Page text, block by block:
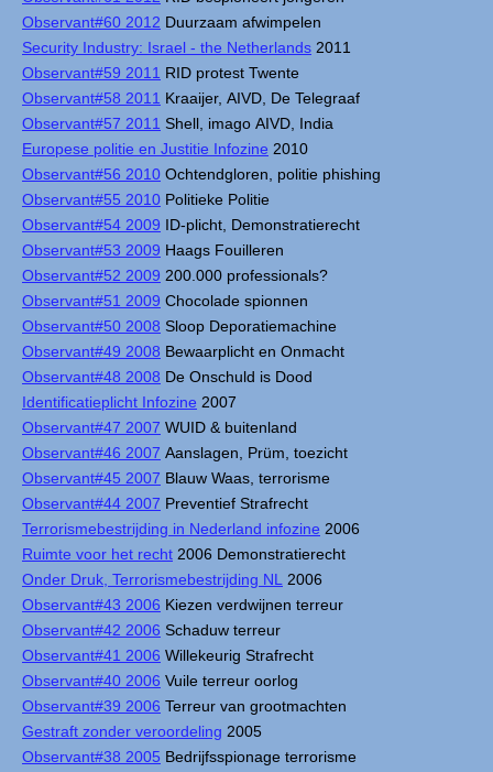
Observant#60 2012 Duurzaam afwimpelen
Security Industry: Israel - the Netherlands 2011
Observant#59 2011 RID protest Twente
Observant#58 2011 Kraaijer, AIVD, De Telegraaf
Observant#57 2011 Shell, imago AIVD, India
Europese politie en Justitie Infozine 2010
Observant#56 2010 Ochtendgloren, politie phishing
Observant#55 2010 Politieke Politie
Observant#54 2009 ID-plicht, Demonstratierecht
Observant#53 2009 Haags Fouilleren
Observant#52 2009 200.000 professionals?
Observant#51 2009 Chocolade spionnen
Observant#50 2008 Sloop Deporatiemachine
Observant#49 2008 Bewaarplicht en Onmacht
Observant#48 2008 De Onschuld is Dood
Identificatieplicht Infozine 2007
Observant#47 2007 WUID & buitenland
Observant#46 2007 Aanslagen, Prüm, toezicht
Observant#45 2007 Blauw Waas, terrorisme
Observant#44 2007 Preventief Strafrecht
Terrorismebestrijding in Nederland infozine 2006
Ruimte voor het recht 2006 Demonstratierecht
Onder Druk, Terrorismebestrijding NL
2006
Observant#43 2006 Kiezen verdwijnen terreur
Observant#42 2006 Schaduw terreur
Observant#41 2006 Willekeurig Strafrecht
Observant#40 2006 Vuile terreur oorlog
Observant#39 2006 Terreur van grootmachten
Gestraft zonder veroordeling 2005
Observant#38 2005 Bedrijfsspionage terrorisme